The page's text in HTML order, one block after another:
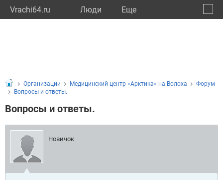
Vrachi64.ru Люди Eще
Организации Медицинский центр «Арктика» на Волоха
Форум
Вопросы и ответы.
Вопросы и ответы.
Новичок